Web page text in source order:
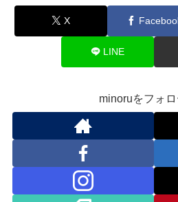
X
LINE
minoruをフォ